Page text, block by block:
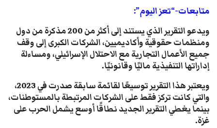
متابعات-“تعز اليوم”:
ويدعو التقرير الذي يستند إلى أكثر من 200 مذكرة من دول
ومنظمات حقوقية وأكاديميين، الشركات الكبرى إلى وقف
جميع الأعمال التجارية مع الاحتلال الإسرائيلي، ومساءلة
إداراتها التنفيذية ماليًا وقانونيًا.
ويعتبر هذا التقرير توسيعًا لقائمة سابقة صدرت في 2023،
والتي كانت تركز فقط على الشركات المرتبطة بالمستوطنات،
بينما يغطي التقرير الجديد نطاقًا أوسع يشمل الحرب على
غزة.